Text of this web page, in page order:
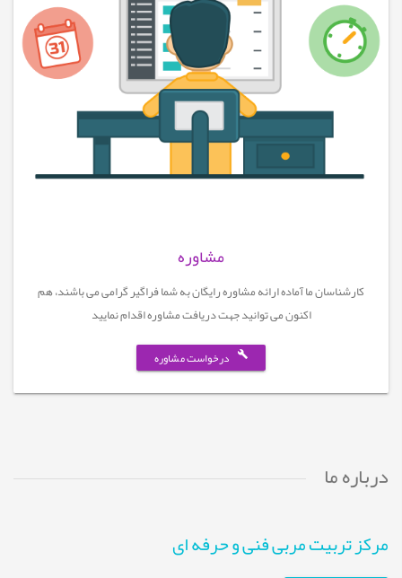
مشاوره
کارشناسان ما آماده ارائه مشاوره رایگان به شما فراگیر گرامی می باشند، هم
اکنون می توانید جهت دریافت مشاوره اقدام نمایید
درخواست مشاوره
درباره ما
مرکز تربیت مربی فنی و حرفه ای